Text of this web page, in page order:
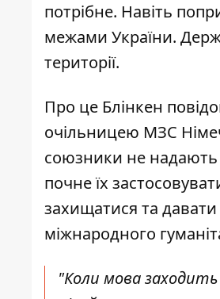
потрібне. Навіть
межами України.
території.
Про це Блінкен
очільницею МЗС
союзники не надають
почне їх
захищатися та
міжнародного
"Коли мова